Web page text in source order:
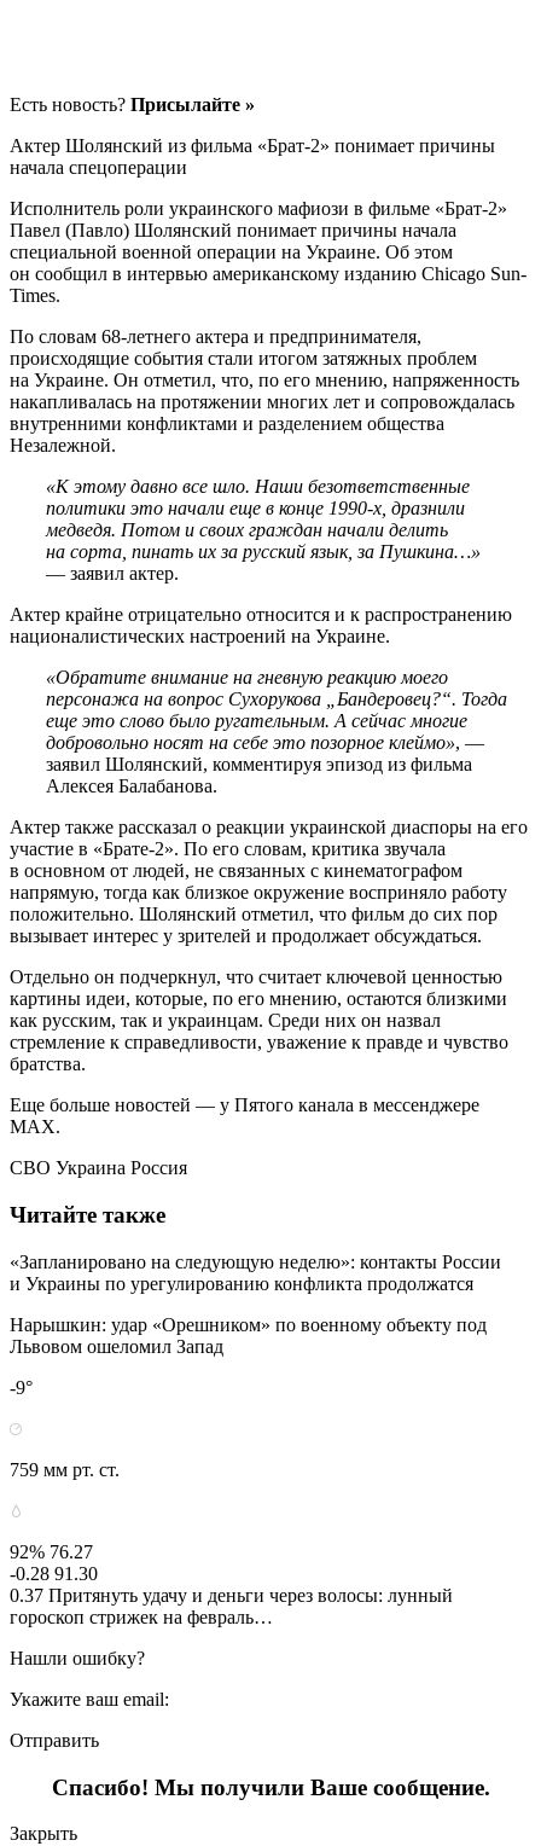
Есть новость? Присылайте »
Актер Шолянский из фильма «Брат-2» понимает причины
начала спецоперации
Исполнитель роли украинского мафиози в фильме «Брат-2»
Павел (Павло) Шолянский понимает причины начала
специальной военной операции на Украине. Об этом
он сообщил в интервью американскому изданию Chicago Sun-
Times.
По словам 68-летнего актера и предпринимателя,
происходящие события стали итогом затяжных проблем
на Украине. Он отметил, что, по его мнению, напряженность
накапливалась на протяжении многих лет и сопровождалась
внутренними конфликтами и разделением общества
Незалежной.
«К этому давно все шло. Наши безответственные
политики это начали еще в конце 1990-х, дразнили
медведя. Потом и своих граждан начали делить
на сорта, пинать их за русский язык, за Пушкина…»
— заявил актер.
Актер крайне отрицательно относится и к распространению
националистических настроений на Украине.
«Обратите внимание на гневную реакцию моего
персонажа на вопрос Сухорукова „Бандеровец?“. Тогда
еще это слово было ругательным. А сейчас многие
добровольно носят на себе это позорное клеймо», —
заявил Шолянский, комментируя эпизод из фильма
Алексея Балабанова.
Актер также рассказал о реакции украинской диаспоры на его
участие в «Брате-2». По его словам, критика звучала
в основном от людей, не связанных с кинематографом
напрямую, тогда как близкое окружение восприняло работу
положительно. Шолянский отметил, что фильм до сих пор
вызывает интерес у зрителей и продолжает обсуждаться.
Отдельно он подчеркнул, что считает ключевой ценностью
картины идеи, которые, по его мнению, остаются близкими
как русским, так и украинцам. Среди них он назвал
стремление к справедливости, уважение к правде и чувство
братства.
Еще больше новостей — у Пятого канала в мессенджере
MAX.
СВО Украина Россия
Читайте также
«Запланировано на следующую неделю»: контакты России
и Украины по урегулированию конфликта продолжатся
Нарышкин: удар «Орешником» по военному объекту под
Львовом ошеломил Запад
-9°
759 мм рт. ст.
92% 76.27
-0.28 91.30
0.37 Притянуть удачу и деньги через волосы: лунный
гороскоп стрижек на февраль…
Нашли ошибку?
Укажите ваш email:
Отправить
Спасибо! Мы получили Ваше сообщение.
Закрыть